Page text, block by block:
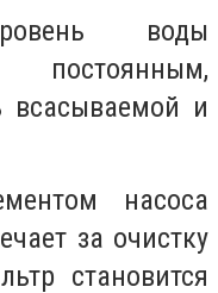
воды
всасываемой и
насоса
за очистку
становится